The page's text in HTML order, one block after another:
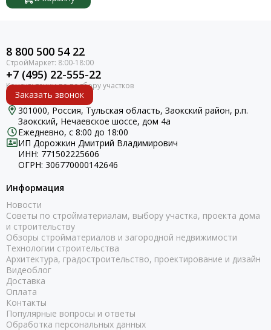
Реле давления
Теплые полы
Хомуты
Фитинги для труб
Электрокотлы
Насосы
Шланги
Радиаторы
Инструменты
8 800 500 54 22
+7 (495) 22-555-22
Заказать звонок
301000, Россия, Тульская область, Заокский район, р.п.
Заокский, Нечаевское шоссе, дом 4а
Ежедневно, с 8:00 до 18:00
ИП Дорожкин Дмитрий Владимирович
ИНН: 771502225606
ОГРН: 306770000142646
Информация
Новости
Советы по стройматериалам, выбору участка, проекта дома
и строительству
Обзоры стройматериалов и загородной недвижимости
Технологии строительства
Архитектура, градостроительство, проектирование и дизайн
Видеоблог
Доставка
Оплата
Контакты
Популярные вопросы и ответы
Обработка персональных данных